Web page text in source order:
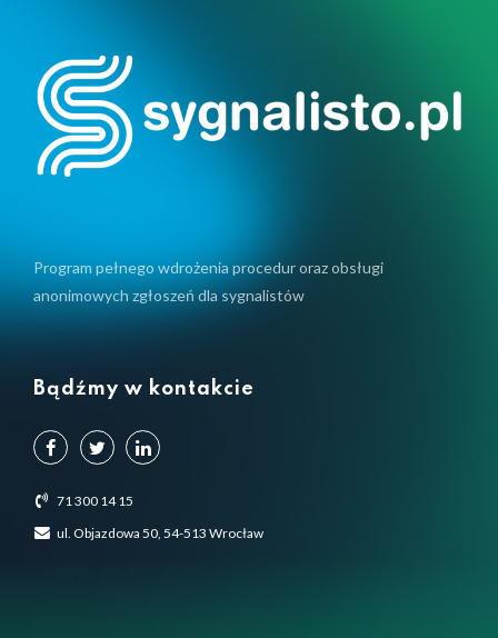
Program pełnego wdrożenia procedur oraz obsługi
anonimowych zgłoszeń dla sygnalistów
Bądźmy w kontakcie
71 300 14 15
ul. Objazdowa 50, 54-513 Wrocław